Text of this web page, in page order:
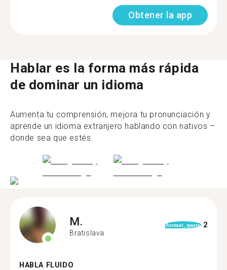
Obtener la app
Hablar es la forma más rápida
de dominar un idioma
Aumenta tu comprensión, mejora tu pronunciación y
aprende un idioma extranjero hablando con nativos –
donde sea que estés.
M.
Bratislava
format_quote 2
HABLA FLUIDO